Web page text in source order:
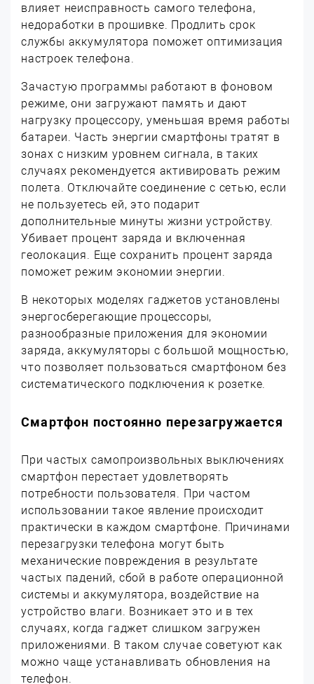
влияет неисправность самого телефона,
недоработки в прошивке. Продлить срок
службы аккумулятора поможет оптимизация
настроек телефона.
Зачастую программы работают в фоновом
режиме, они загружают память и дают
нагрузку процессору, уменьшая время работы
батареи. Часть энергии смартфоны тратят в
зонах с низким уровнем сигнала, в таких
случаях рекомендуется активировать режим
полета. Отключайте соединение с сетью, если
не пользуетесь ей, это подарит
дополнительные минуты жизни устройству.
Убивает процент заряда и включенная
геолокация. Еще сохранить процент заряда
поможет режим экономии энергии.
В некоторых моделях гаджетов установлены
энергосберегающие процессоры,
разнообразные приложения для экономии
заряда, аккумуляторы с большой мощностью,
что позволяет пользоваться смартфоном без
систематического подключения к розетке.
Смартфон постоянно перезагружается
При частых самопроизвольных выключениях
смартфон перестает удовлетворять
потребности пользователя. При частом
использовании такое явление происходит
практически в каждом смартфоне. Причинами
перезагрузки телефона могут быть
механические повреждения в результате
частых падений, сбой в работе операционной
системы и аккумулятора, воздействие на
устройство влаги. Возникает это и в тех
случаях, когда гаджет слишком загружен
приложениями. В таком случае советуют как
можно чаще устанавливать обновления на
телефон.